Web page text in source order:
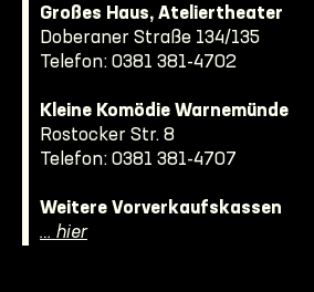
Großes Haus, Ateliertheater
Doberaner Straße 134/135
Telefon: 0381 381-4702
Kleine Komödie Warnemünde
Rostocker Str. 8
Telefon: 0381 381-4707
Weitere Vorverkaufskassen
… hier